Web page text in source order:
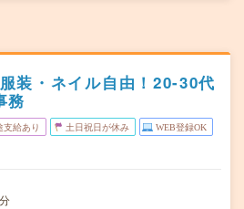
装・ネイル自由！20-30代
務
支給あり 土日祝日が休み WEB登録OK